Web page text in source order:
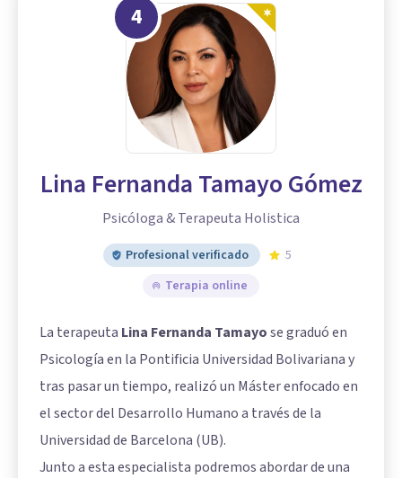
4
Lina Fernanda Tamayo Gómez
Psicóloga & Terapeuta Holistica
Profesional verificado
5
Terapia online
La terapeuta Lina Fernanda Tamayose graduó en
Psicología en la Pontificia Universidad Bolivariana y
tras pasar un tiempo, realizó un Máster enfocado en
el sector del Desarrollo Humano a través de la
Universidad de Barcelona (UB).
Junto a esta especialista podremos abordar de una